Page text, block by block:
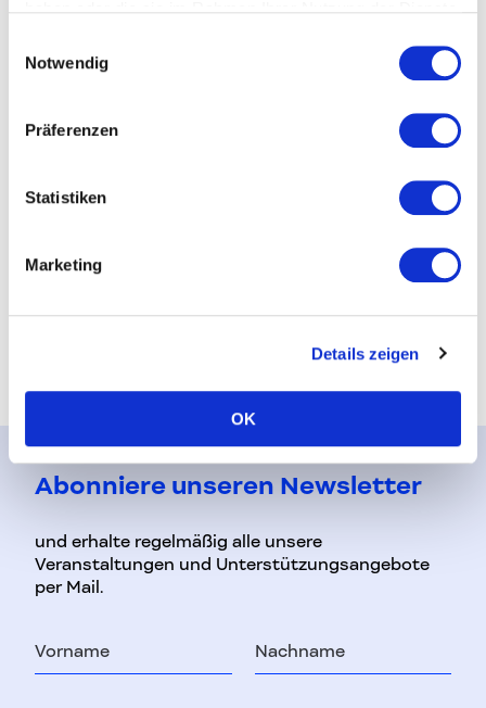
Notwendig
Präferenzen
Statistiken
Marketing
Details zeigen
OK
übernommen. Für den Inhalt dieser Seiten sind
ausschließlich deren Betreiber verantwortlich.
Hinweisgebersystem
2019/1937) des Rates der Europäischen Union
schwerwiegende Compliance-Verstöße können
unter folgendem Link anonym gemeldet werden.
Abonniere unseren Newsletter
und erhalte regelmäßig alle unsere
Veranstaltungen und Unterstützungsangebote
per Mail.
Nachname